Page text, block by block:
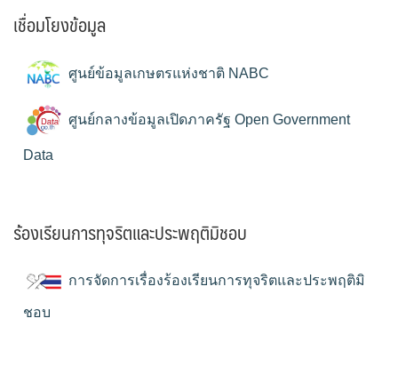
เชื่อมโยงข้อมูล
ศูนย์ข้อมูลเกษตรแห่งชาติ NABC
ศูนย์กลางข้อมูลเปิดภาครัฐ Open Government
Data
ร้องเรียนการทุจริตและประพฤติมิชอบ
การจัดการเรื่องร้องเรียนการทุจริตและประพฤติมิ
ชอบ